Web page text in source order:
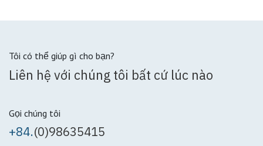
Tôi có thể giúp gì cho bạn?
Liên hệ với chúng tôi bất cứ lúc nào
Gọi chúng tôi
+84.(0)98635415